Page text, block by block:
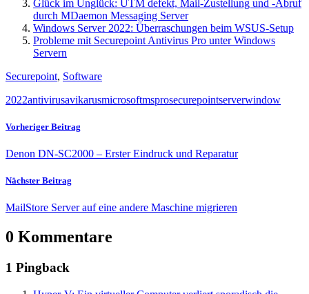
Glück im Unglück: UTM defekt, Mail-Zustellung und -Abruf
durch MDaemon Messaging Server
Windows Server 2022: Überraschungen beim WSUS-Setup
Probleme mit Securepoint Antivirus Pro unter Windows
Servern
Securepoint, Software
2022antivirusavikarusmicrosoftmsprosecurepointserverwindow
Vorheriger Beitrag
Denon DN-SC2000 – Erster Eindruck und Reparatur
Nächster Beitrag
MailStore Server auf eine andere Maschine migrieren
0 Kommentare
1 Pingback